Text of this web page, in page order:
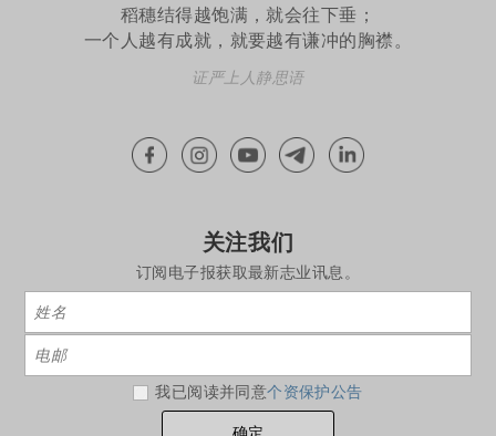
稻穗结得越饱满，就会往下垂；
一个人越有成就，就要越有谦冲的胸襟。
证严上人静思语
关注我们
订阅电子报获取最新志业讯息。
我已阅读并同意个资保护公告